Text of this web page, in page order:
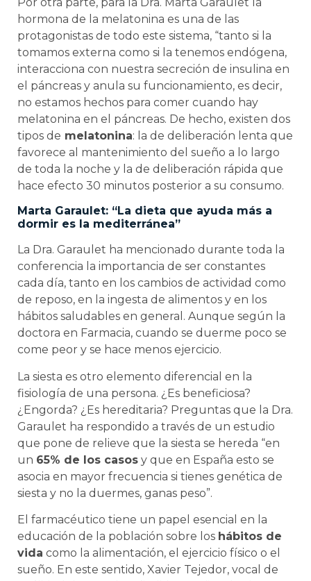
hormona de la melatonina es una de las
protagonistas de todo este sistema, “tanto si la
tomamos externa como si la tenemos endógena,
interacciona con nuestra secreción de insulina en
el páncreas y anula su funcionamiento, es decir,
no estamos hechos para comer cuando hay
melatonina en el páncreas. De hecho, existen dos
tipos de melatonina: la de deliberación lenta que
favorece al mantenimiento del sueño a lo largo
de toda la noche y la de deliberación rápida que
hace efecto 30 minutos posterior a su consumo.
Marta Garaulet: “La dieta que ayuda más a
dormir es la mediterránea”
La Dra. Garaulet ha mencionado durante toda la
conferencia la importancia de ser constantes
cada día, tanto en los cambios de actividad como
de reposo, en la ingesta de alimentos y en los
hábitos saludables en general. Aunque según la
doctora en Farmacia, cuando se duerme poco se
come peor y se hace menos ejercicio.
La siesta es otro elemento diferencial en la
fisiología de una persona. ¿Es beneficiosa?
¿Engorda? ¿Es hereditaria? Preguntas que la Dra.
Garaulet ha respondido a través de un estudio
que pone de relieve que la siesta se hereda “en
un 65% de los casos y que en España esto se
asocia en mayor frecuencia si tienes genética de
siesta y no la duermes, ganas peso”.
El farmacéutico tiene un papel esencial en la
educación de la población sobre los hábitos de
vida como la alimentación, el ejercicio físico o el
sueño. En este sentido, Xavier Tejedor, vocal de